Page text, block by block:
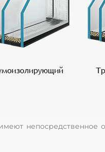
непосредственное